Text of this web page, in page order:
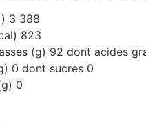
3 388
823
(g) 92 dont acides
0 dont sucres 0
0